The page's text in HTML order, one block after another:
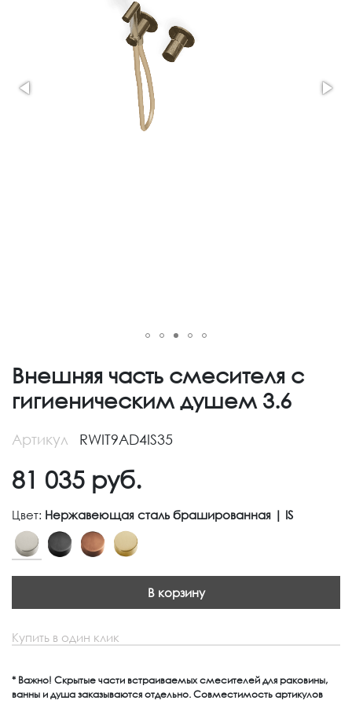
Внешняя часть смесителя с
гигиеническим душем 3.6
Артикул RWIT9AD4IS35
81 035 руб.
Цвет: Нержавеющая сталь брашированная | IS
В корзину
Купить в один клик
* Важно! Скрытые части встраиваемых смесителей для раковины,
ванны и душа заказываются отдельно. Совместимость артикулов